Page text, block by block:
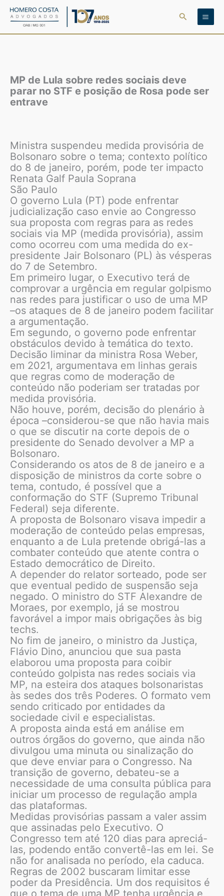
para
Pesquisar
MP de Lula sobre redes sociais deve
parar no STF e posição de Rosa pode ser
entrave
Ministra suspendeu medida provisória de
Bolsonaro sobre o tema; contexto político
do 8 de janeiro, porém, pode ter impacto
Renata Galf Paula Soprana
São Paulo
O governo Lula (PT) pode enfrentar
judicialização caso envie ao Congresso
sua proposta com regras para as redes
sociais via MP (medida provisória), assim
como ocorreu com uma medida do ex-
presidente Jair Bolsonaro (PL) às vésperas
do 7 de Setembro.
Em primeiro lugar, o Executivo terá de
comprovar a urgência em regular golpismo
nas redes para justificar o uso de uma MP
–os ataques de 8 de janeiro podem facilitar
a argumentação.
Em segundo, o governo pode enfrentar
obstáculos devido à temática do texto.
Decisão liminar da ministra Rosa Weber,
em 2021, argumentava em linhas gerais
que regras como de moderação de
conteúdo não poderiam ser tratadas por
medida provisória.
Não houve, porém, decisão do plenário à
época –considerou-se que não havia mais
o que se discutir na corte depois de o
presidente do Senado devolver a MP a
Bolsonaro.
Considerando os atos de 8 de janeiro e a
disposição de ministros da corte sobre o
tema, contudo, é possível que a
conformação do STF (Supremo Tribunal
Federal) seja diferente.
A proposta de Bolsonaro visava impedir a
moderação de conteúdo pelas empresas,
enquanto a de Lula pretende obrigá-las a
combater conteúdo que atente contra o
Estado democrático de Direito.
A depender do relator sorteado, pode ser
que eventual pedido de suspensão seja
negado. O ministro do STF Alexandre de
Moraes, por exemplo, já se mostrou
favorável a impor mais obrigações às big
techs.
No fim de janeiro, o ministro da Justiça,
Flávio Dino, anunciou que sua pasta
elaborou uma proposta para coibir
conteúdo golpista nas redes sociais via
MP, na esteira dos ataques bolsonaristas
às sedes dos três Poderes. O formato vem
sendo criticado por entidades da
sociedade civil e especialistas.
A proposta ainda está em análise em
outros órgãos do governo, que ainda não
divulgou uma minuta ou sinalização do
que deve enviar para o Congresso. Na
transição de governo, debateu-se a
necessidade de uma consulta pública para
iniciar um processo de regulação ampla
das plataformas.
Medidas provisórias passam a valer assim
que assinadas pelo Executivo. O
Congresso tem até 120 dias para apreciá-
las, podendo então convertê-las em lei. Se
não for analisada no período, ela caduca.
Regras de 2002 buscaram limitar esse
poder da Presidência. Um dos requisitos é